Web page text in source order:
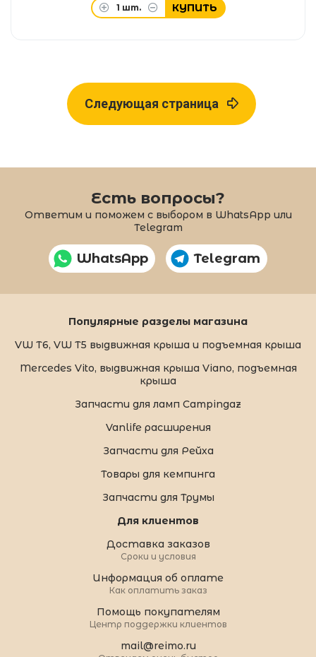
1 шт. КУПИТЬ
Следующая страница
Есть вопросы?
Ответим и поможем с выбором в WhatsApp или
Telegram
WhatsApp Telegram
Популярные разделы магазина
VW T6, VW T5 выдвижная крыша и подъемная крыша
Mercedes Vito, выдвижная крыша Viano, подъемная
крыша
Запчасти для ламп Campingaz
Vanlife расширения
Запчасти для Рейха
Товары для кемпинга
Запчасти для Трумы
Для клиентов
Доставка заказов
Сроки и условия
Информация об оплате
Как оплатить заказ
Помощь покупателям
Центр поддержки клиентов
mail@reimo.ru